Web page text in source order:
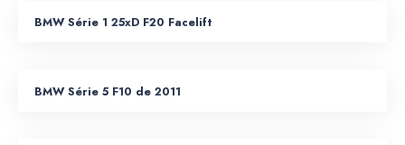
BMW Série 1 25xD F20 Facelift
BMW Série 5 F10 de 2011